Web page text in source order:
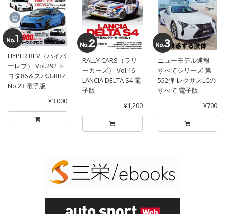
HYPER REV（ハイパ
ーレブ） Vol.292 ト
ヨタ86＆スバルBRZ
No.23 電子版
¥3,000
RALLY CARS（ラリ
ーカーズ） Vol.16
LANCIA DELTA S4 電
子版
¥1,200
ニューモデル速報
すべてシリーズ 第
552弾 レクサスLCの
すべて 電子版
¥700